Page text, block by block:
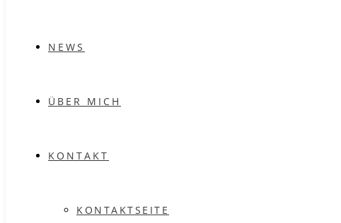
NEWS
ÜBER MICH
KONTAKT
KONTAKTSEITE